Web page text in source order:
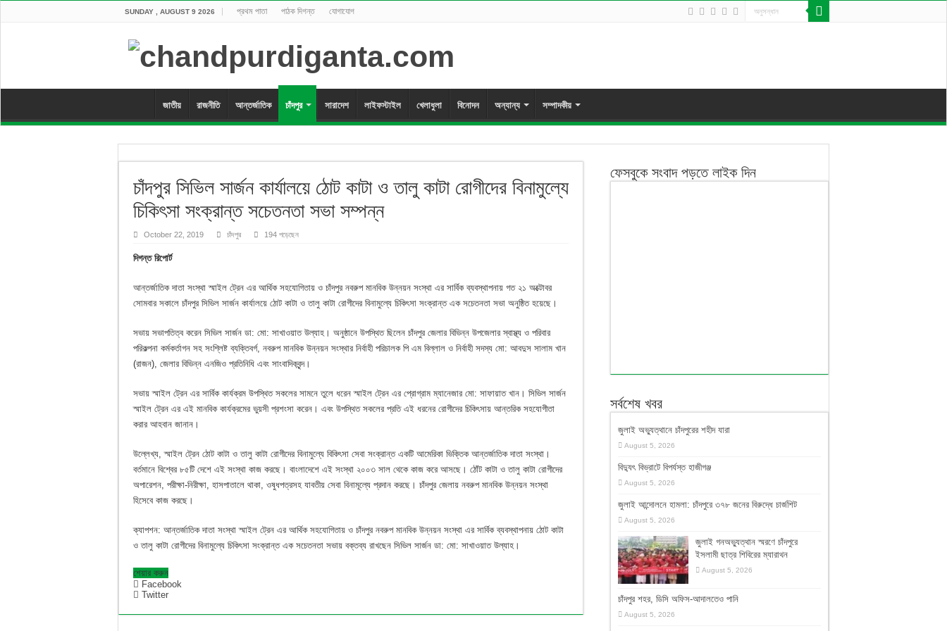
SUNDAY , AUGUST 9 2026 প্রথম পাতা পাঠক দিগন্ত যোগাযোগ
জাতীয় রাজনীতি আন্তর্জাতিক চাঁদপুর সারাদেশ লাইফস্টাইল খেলাধুলা বিনোদন অন্যান্য সম্পাদকীয়
চাঁদপুর সিভিল সার্জন কার্যালয়ে ঠোট কাটা ও তালু কাটা রোগীদের বিনামুল্যে
চিকিৎসা সংক্রান্ত সচেতনতা সভা সম্পন্ন
October 22, 2019 চাঁদপুর 194 পড়েছেন
দিগন্ত রিপোর্ট
আন্তর্জাতিক দাতা সংস্থা স্মাইল ট্রেন এর আর্থিক সহযোগিতায় ও চাঁদপুর নবরুপ মানবিক উন্নয়ন সংস্থা এর সার্বিক ব্যবস্থাপনায় গত ২১ অক্টোবর
সোমবার সকালে চাঁদপুর সিভিল সার্জন কার্যালয়ে ঠোট কাটা ও তালু কাটা রোগীদের বিনামুল্যে চিকিৎসা সংক্রান্ত এক সচেতনতা সভা অনুষ্ঠিত হয়েছে।
সভায় সভাপতিত্ব করেন সিভিল সার্জন ডা: মো: সাখাওয়াত উল্যাহ। অনুষ্ঠানে উপস্থিত ছিলেন চাঁদপুর জেলার বিভিন্ন উপজেলার স্বাস্থ্য ও পরিবার
পরিকল্পনা কর্মকর্তাগন সহ সংশ্লিষ্ট ব্যক্তিবর্গ, নবরুপ মানবিক উন্নয়ন সংস্থার নির্বাহী পরিচালক পি এম বিল্লাল ও নির্বাহী সদস্য মো: আবদুস সালাম খান
(রাজন), জেলার বিভিন্ন এনজিও প্রতিনিধি এবং সাংবাদিকবৃন্দ।
সভায় স্মাইল ট্রেন এর সার্বিক কার্যক্রম উপস্থিত সকলের সামনে তুলে ধরেন স্মাইল ট্রেন এর প্রোগ্রাম ম্যানেজার মো: সাফায়াত খান। সিভিল সার্জন
স্মাইল ট্রেন এর এই মানবিক কার্যক্রমের ভুয়সী প্রশংসা করেন। এবং উপস্থিত সকলের প্রতি এই ধরনের রোগীদের চিকিৎসায় আন্তরিক সহযোগীতা
করার আহবান জানান।
উল্লেখ্য, স্মাইল ট্রেন ঠোট কাটা ও তালু কাটা রোগীদের বিনামুল্যে বিকিৎসা সেবা সংক্রান্ত একটি আমেরিকা ভিক্তিক আন্তর্জাতিক দাতা সংস্থা।
বর্তমানে বিশ্বের ৮৫টি দেশে এই সংস্থা কাজ করছে। বাংলাদেশে এই সংস্থা ২০০৩ সাল থেকে কাজ করে আসছে। ঠোঁট কাটা ও তালু কাটা রোগীদের
অপারেশন, পরীক্ষা-নিরীক্ষা, হাসপাতালে থাকা, ওষুধপত্রসহ যাবতীয় সেবা বিনামূল্যে প্রদান করছে। চাঁদপুর জেলায় নবরুপ মানবিক উন্নয়ন সংস্থা
হিসেবে কাজ করছে।
ক্যাপশন: আন্তর্জাতিক দাতা সংস্থা স্মাইল ট্রেন এর আর্থিক সহযোগিতায় ও চাঁদপুর নবরুপ মানবিক উন্নয়ন সংস্থা এর সার্বিক ব্যবস্থাপনায় ঠোট কাটা
ও তালু কাটা রোগীদের বিনামুল্যে চিকিৎসা সংক্রান্ত এক সচেতনতা সভায় বক্তব্য রাখছেন সিভিল সার্জন ডা: মো: সাখাওয়াত উল্যাহ।
শেয়ার করুন
Facebook
Twitter
ফেসবুকে সংবাদ পড়তে লাইক দিন
সর্বশেষ খবর
জুলাই অভ্যুত্থানে চাঁদপুরের শহীদ যারা
August 5, 2026
বিদ্যুৎ বিভ্রাটে বিপর্যস্ত হাজীগঞ্জ
August 5, 2026
জুলাই আন্দোলনে হামলা: চাঁদপুরে ৩৭৮ জনের বিরুদ্ধে চার্জশিট
August 5, 2026
জুলাই গনঅভ্যুত্থান স্মরণে চাঁদপুরে
ইসলামী ছাত্র শিবিরের ম্যারাথন
August 5, 2026
চাঁদপুর শহর, ডিসি অফিস-আদালতেও পানি
August 5, 2026